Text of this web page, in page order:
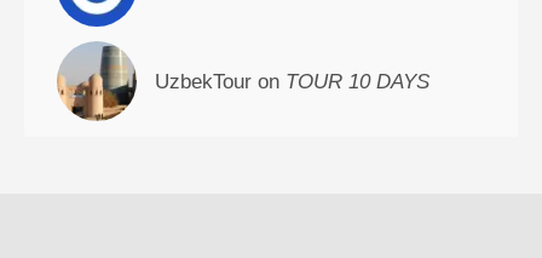
UzbekTour on TOUR 10 DAYS